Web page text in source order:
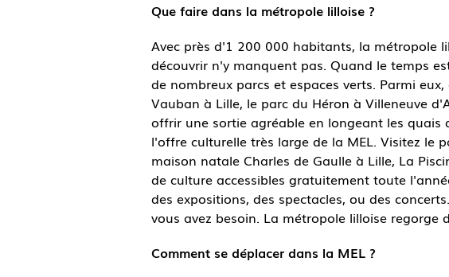
Que faire dans la métropole lilloise ?
Avec près d'1 200 000 habitants, la métropole
découvrir n'y manquent pas. Quand le temps
de nombreux parcs et espaces verts. Parmi
Vauban à Lille, le parc du Héron à Villeneuve
offrir une sortie agréable en longeant les quais
l'offre culturelle très large de la MEL. Visitez le
maison natale Charles de Gaulle à Lille, La
de culture accessibles gratuitement toute
des expositions, des spectacles, ou des
vous avez besoin. La métropole lilloise
Comment se déplacer dans la MEL ?